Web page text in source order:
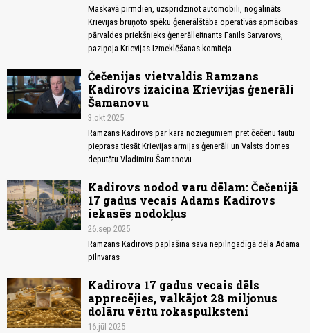
Maskavā pirmdien, uzspridzinot automobili, nogalināts
Krievijas bruņoto spēku ģenerālštāba operatīvās apmācības
pārvaldes priekšnieks ģenerālleitnants Fanils Sarvarovs,
paziņoja Krievijas Izmeklēšanas komiteja.
Čečenijas vietvaldis Ramzans
Kadirovs izaicina Krievijas ģenerāli
Šamanovu
3.okt 2025
Ramzans Kadirovs par kara noziegumiem pret čečenu tautu
pieprasa tiesāt Krievijas armijas ģenerāli un Valsts domes
deputātu Vladimiru Šamanovu.
Kadirovs nodod varu dēlam: Čečenijā
17 gadus vecais Adams Kadirovs
iekasēs nodokļus
26.sep 2025
Ramzans Kadirovs paplašina sava nepilngadīgā dēla Adama
pilnvaras
Kadirova 17 gadus vecais dēls
apprecējies, valkājot 28 miljonus
dolāru vērtu rokaspulksteni
16.jūl 2025